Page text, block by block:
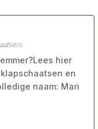
hier
en
naam: Mari